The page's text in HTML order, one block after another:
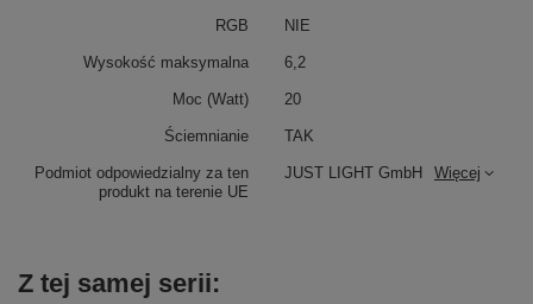
Podmiot odpowiedzialny za ten
produkt na terenie UE
JUST LIGHT GmbH Więcej
RGB NIE
Wysokość maksymalna 6,2
Moc (Watt) 20
Ściemnianie TAK
Z tej samej serii: